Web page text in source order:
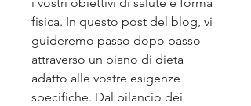
fisica. In questo post del blog, vi
guideremo passo dopo passo
attraverso un piano di dieta
adatto alle vostre esigenze
specifiche. Dal bilancio dei